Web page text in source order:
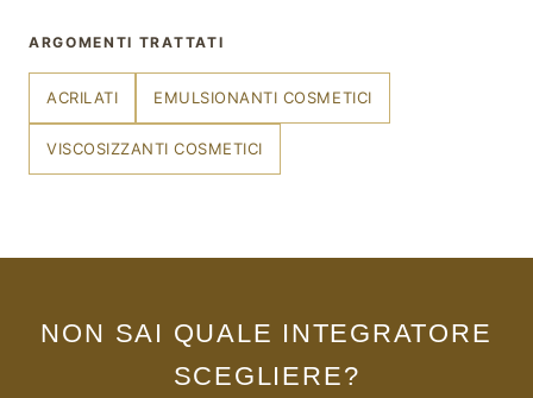
ARGOMENTI TRATTATI
ACRILATI EMULSIONANTI COSMETICI
VISCOSIZZANTI COSMETICI
NON SAI QUALE INTEGRATORE
SCEGLIERE?